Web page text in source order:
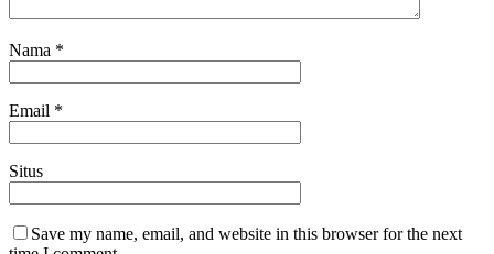
Nama *
Email *
Situs
Save my name, email, and website in this browser for the next